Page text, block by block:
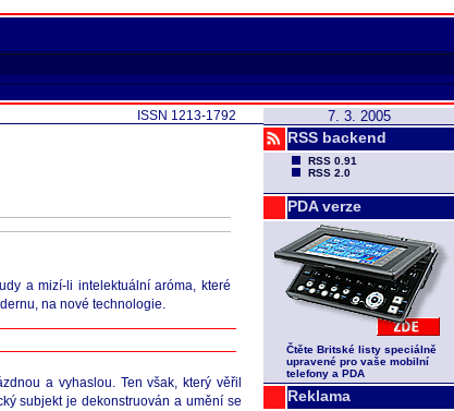
7. 3. 2005
RSS backend
RSS 0.91
RSS 2.0
PDA verze
Čtěte Britské listy speciálně
upravené pro vaše mobilní
telefony a PDA
Reklama
ISSN 1213-1792
a mizí-li intelektuální aróma, které
na nové technologie.
a vyhaslou. Ten však, který věřil
subjekt je dekonstruován a umění se